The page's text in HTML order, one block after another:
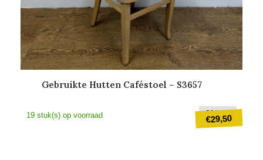
Gebruikte Hutten Caféstoel – S3657
€39,50
prijs
€29,50
19 stuk(s) op voorraad